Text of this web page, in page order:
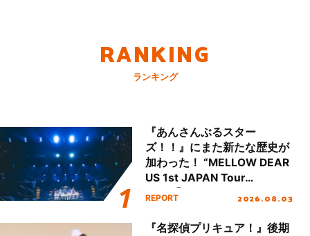
RANKING
ランキング
『あんさんぶるスター
ズ！！』にまた新たな歴史が
加わった！ “MELLOW DEAR
US 1st JAPAN Tour
Final「NICE to meet YOU
ート!!
REPORT 2026.08.03
『名探偵プリキュア！』後期